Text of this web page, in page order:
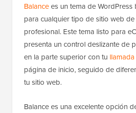
Balancees un tema de
para cualquier tipo de sitio web
profesional. Este tema listo para
presenta un control deslizante de
en la parte superior con tu
página de inicio, seguido de
tu sitio web.
Balance es una excelente opción